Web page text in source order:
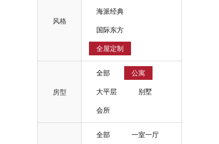
风格
海派经典
国际东方
全屋定制
房型
全部 公寓
大平层 别墅
会所
全部 一室一厅